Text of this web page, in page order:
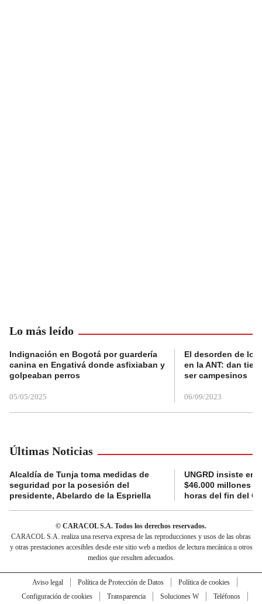
Lo más leído
Indignación en Bogotá por guardería
canina en Engativá donde asfixiaban y
golpeaban perros
05/05/2025
El desorden de
en la ANT: dan
ser campesinos
06/09/2023
Últimas Noticias
Alcaldía de Tunja toma medidas de
seguridad por la posesión del
presidente, Abelardo de la Espriella
UNGRD insiste en
$46.000 millones
horas del fin del
© CARACOL S.A. Todos los derechos reservados.
CARACOL S.A. realiza una reserva expresa de las reproducciones y usos de las obras
y otras prestaciones accesibles desde este sitio web a medios de lectura mecánica u otros
medios que resulten adecuados.
Aviso legal Política de Protección de Datos
Política de cookies
Configuración de cookies
Transparencia Soluciones W
Teléfonos